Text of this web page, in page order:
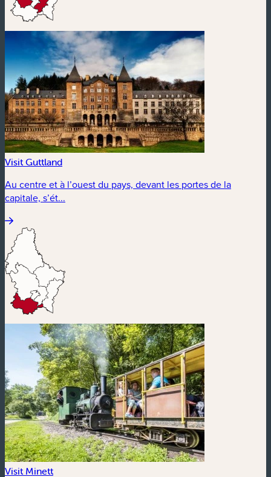
Visit Guttland
Au centre et à l’ouest du pays, devant les portes de la
capitale, s’ét...
Visit Minett